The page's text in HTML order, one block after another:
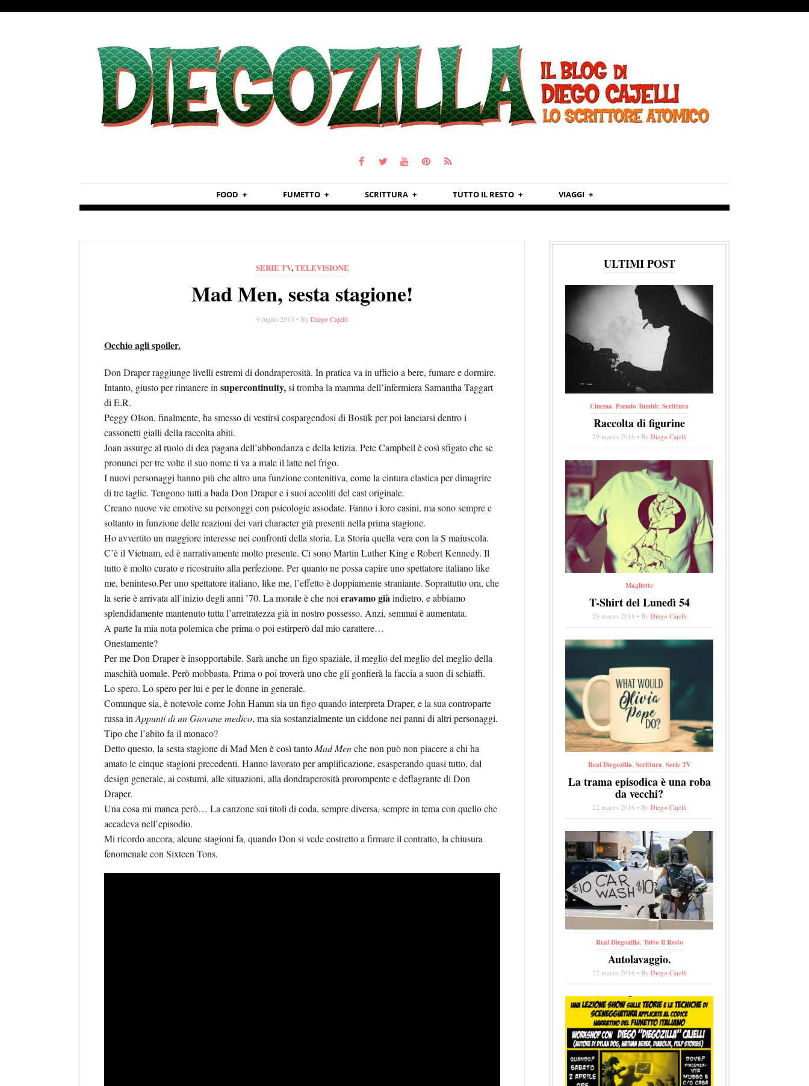
FOOD FUMETTO SCRITTURA TUTTO IL RESTO VIAGGI
SERIE TV,TELEVISIONE
Mad Men, sesta stagione!
9 luglio 2013 • By Diego Cajelli
Occhio agli spoiler.
Don Draper raggiunge livelli estremi di dondraperosità. In pratica va in ufficio a bere, fumare e dormire.
Intanto, giusto per rimanere in supercontinuity,si tromba la mamma dell’infermiera Samantha Taggart
di E.R.
Peggy Olson, finalmente, ha smesso di vestirsi cospargendosi di Bostik per poi lanciarsi dentro i
cassonetti gialli della raccolta abiti.
Joan assurge al ruolo di dea pagana dell’abbondanza e della letizia. Pete Campbell è così sfigato che se
pronunci per tre volte il suo nome ti va a male il latte nel frigo.
I nuovi personaggi hanno più che altro una funzione contenitiva, come la cintura elastica per dimagrire
di tre taglie. Tengono tutti a bada Don Draper e i suoi accoliti del cast originale.
Creano nuove vie emotive su personggi con psicologie assodate. Fanno i loro casini, ma sono sempre e
soltanto in funzione delle reazioni dei vari character già presenti nella prima stagione.
Ho avvertito un maggiore interesse nei confronti della storia. La Storia quella vera con la S maiuscola.
C’è il Vietnam, ed è narrativamente molto presente. Ci sono Martin Luther King e Robert Kennedy. Il
tutto è molto curato e ricostruito alla perfezione. Per quanto ne possa capire uno spettatore italiano like
me, beninteso.Per uno spettatore italiano, like me, l’effetto è doppiamente straniante. Soprattutto ora, che
la serie è arrivata all’inizio degli anni ’70. La morale è che noi eravamo giàindietro, e abbiamo
splendidamente mantenuto tutta l’arretratezza già in nostro possesso. Anzi, semmai è aumentata.
A parte la mia nota polemica che prima o poi estirperò dal mio carattere…
Onestamente?
Per me Don Draper è insopportabile. Sarà anche un figo spaziale, il meglio del meglio del meglio della
maschità uomale. Però mobbasta. Prima o poi troverà uno che gli gonfierà la faccia a suon di schiaffi.
Lo spero. Lo spero per lui e per le donne in generale.
Comunque sia, è notevole come John Hamm sia un figo quando interpreta Draper, e la sua controparte
russa in Appunti di un Giovane medico, ma sia sostanzialmente un ciddone nei panni di altri personaggi.
Tipo che l’abito fa il monaco?
Detto questo, la sesta stagione di Mad Men è così tanto Mad Menche non può non piacere a chi ha
amato le cinque stagioni precedenti. Hanno lavorato per amplificazione, esasperando quasi tutto, dal
design generale, ai costumi, alle situazioni, alla dondraperosità prorompente e deflagrante di Don
Draper.
Una cosa mi manca però… La canzone sui titoli di coda, sempre diversa, sempre in tema con quello che
accadeva nell’episodio.
Mi ricordo ancora, alcune stagioni fa, quando Don si vede costretto a firmare il contratto, la chiusura
fenomenale con Sixteen Tons.
ULTIMI POST
Cinema,Pseudo Tumblr,Scrittura
Raccolta di figurine
29 marzo 2016 • By Diego Cajelli
Magliette
T-Shirt del Lunedì 54
28 marzo 2016 • By Diego Cajelli
Real Diegozilla,Scrittura,Serie TV
La trama episodica è una roba
da vecchi?
22 marzo 2016 • By Diego Cajelli
Real Diegozilla,Tutto Il Resto
Autolavaggio.
22 marzo 2016 • By Diego Cajelli